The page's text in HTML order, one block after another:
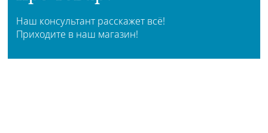
Наш консультант расскажет всё!
Приходите в наш магазин!